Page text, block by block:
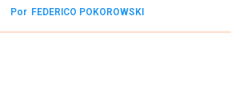
Por FEDERICO POKOROWSKI